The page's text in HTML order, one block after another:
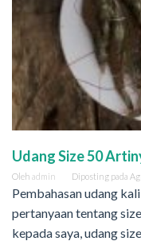
Udang Size 50
Oleh admin Diposting pada
Pembahasan udang
pertanyaan tentang
kepada saya, udang